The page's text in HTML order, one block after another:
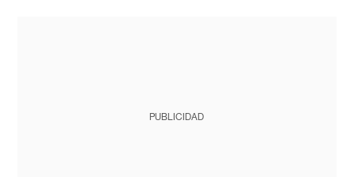
PUBLICIDAD